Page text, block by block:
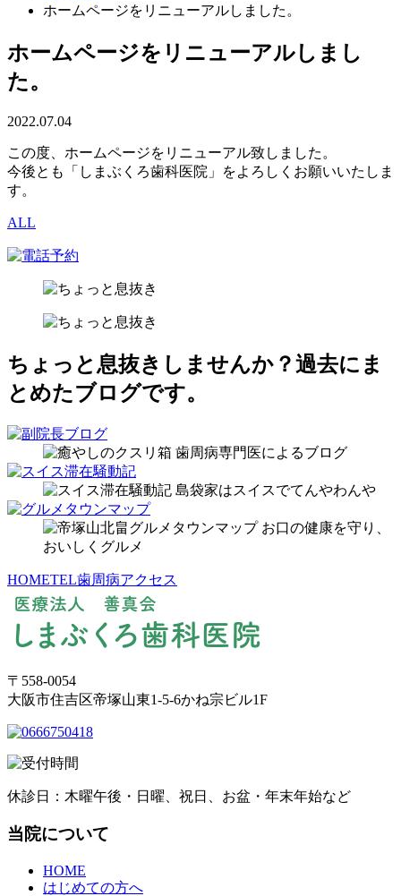
ホームページをリニューアルしました。
ホームページをリニューアルしまし
た。
2022.07.04
この度、ホームページをリニューアル致しました。
今後とも「しまぶくろ歯科医院」をよろしくお願いいたしま
す。
ALL
ちょっと息抜きしませんか？過去にま
とめたブログです。
HOMETEL歯周病アクセス
〒558-0054
大阪市住吉区帝塚山東1-5-6かね宗ビル1F
休診日：木曜午後・日曜、祝日、お盆・年末年始など
当院について
HOME
はじめての方へ